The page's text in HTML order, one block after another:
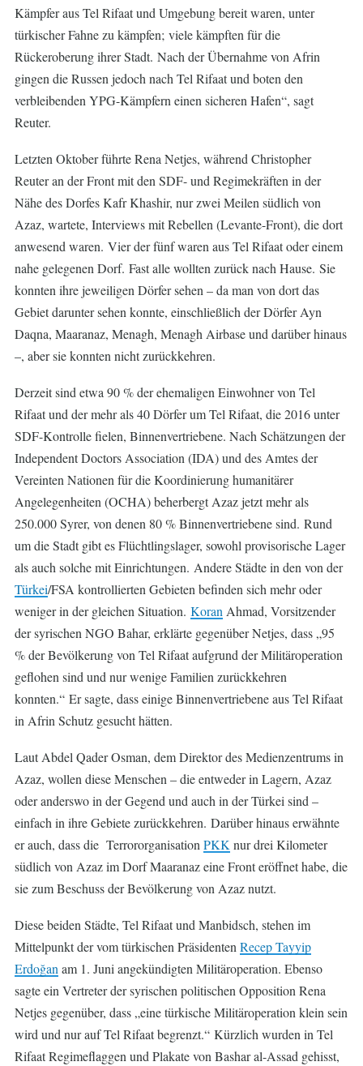
Kämpfer aus Tel Rifaat und Umgebung bereit waren, unter
türkischer Fahne zu kämpfen; viele kämpften für die
Rückeroberung ihrer Stadt. Nach der Übernahme von Afrin
gingen die Russen jedoch nach Tel Rifaat und boten den
verbleibenden YPG-Kämpfern einen sicheren Hafen“, sagt
Reuter.
Letzten Oktober führteRena Netjes, während Christopher
Reuter an der Front mit den SDF- und Regimekräften in der
Nähe des Dorfes Kafr Khashir, nur zwei Meilen südlich von
Azaz, wartete, Interviews mit Rebellen (Levante-Front), die dort
anwesend waren. Vier der fünf waren aus Tel Rifaat oder einem
nahe gelegenen Dorf. Fast alle wollten zurück nach Hause. Sie
konnten ihre jeweiligen Dörfer sehen – da man von dort das
Gebiet darunter sehen konnte, einschließlich der Dörfer Ayn
Daqna, Maaranaz, Menagh, Menagh Airbase und darüber hinaus
–, aber sie konnten nicht zurückkehren.
Derzeit sind etwa 90 % der ehemaligen Einwohner von Tel
Rifaat und der mehr als 40 Dörfer um Tel Rifaat, die 2016 unter
SDF-Kontrolle fielen, Binnenvertriebene. Nach Schätzungen der
Independent Doctors Association (IDA) und des Amtes der
Vereinten Nationen für die Koordinierung humanitärer
Angelegenheiten (OCHA) beherbergt Azaz jetzt mehr als
250.000 Syrer, von denen 80 % Binnenvertriebene sind. Rund
um die Stadt gibt es Flüchtlingslager, sowohl provisorische Lager
als auch solche mit Einrichtungen. Andere Städte in den von der
Türkei/FSA kontrollierten Gebieten befinden sich mehr oder
weniger in der gleichen Situation. Koran Ahmad, Vorsitzender
der syrischen NGO Bahar, erklärte gegenüber Netjes, dass „95
% der Bevölkerung von Tel Rifaat aufgrund der Militäroperation
geflohen sind und nur wenige Familien zurückkehren
konnten.“ Er sagte, dass einige Binnenvertriebene aus Tel Rifaat
in Afrin Schutz gesucht hätten.
Laut Abdel Qader Osman, dem Direktor des Medienzentrums in
Azaz, wollen diese Menschen – die entweder in Lagern, Azaz
oder anderswo in der Gegend und auch in der Türkei sind –
einfach in ihre Gebiete zurückkehren. Darüber hinaus erwähnte
er auch, dass die Terrororganisation PKK nur drei Kilometer
südlich von Azaz im Dorf Maaranaz eine Front eröffnet habe, die
sie zum Beschuss der Bevölkerung von Azaz nutzt.
Diese beiden Städte, Tel Rifaat und Manbidsch, stehen im
Mittelpunkt der vom türkischen Präsidenten Recep Tayyip
Erdoğan am 1. Juni angekündigten Militäroperation. Ebenso
sagte ein Vertreter der syrischen politischen Opposition Rena
Netjes gegenüber, dass „eine türkische Militäroperation klein sein
wird und nur auf Tel Rifaat begrenzt.“ Kürzlich wurden in Tel
Rifaat Regimeflaggen und Plakate von Bashar al-Assad gehisst,